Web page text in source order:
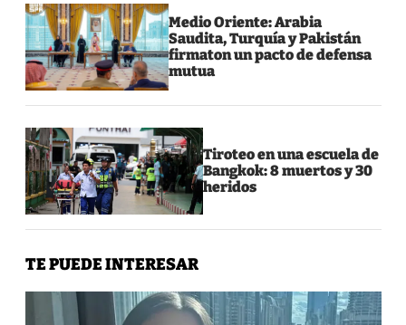
Medio Oriente: Arabia
Saudita, Turquía y Pakistán
firmaton un pacto de defensa
mutua
Tiroteo en una escuela de
Bangkok: 8 muertos y 30
heridos
TE PUEDE INTERESAR